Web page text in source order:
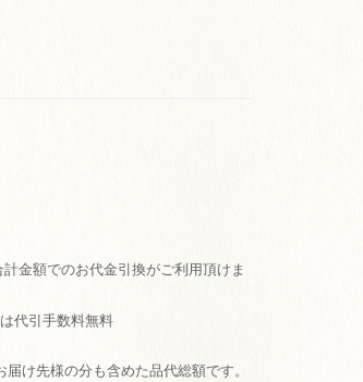
金額でのお代金引換がご利用頂けま
代引手数料無料
け先様の分も含めた品代総額です。